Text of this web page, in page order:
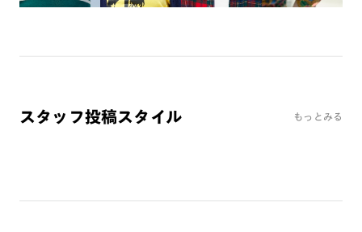
スタッフ投稿スタイル もっとみる